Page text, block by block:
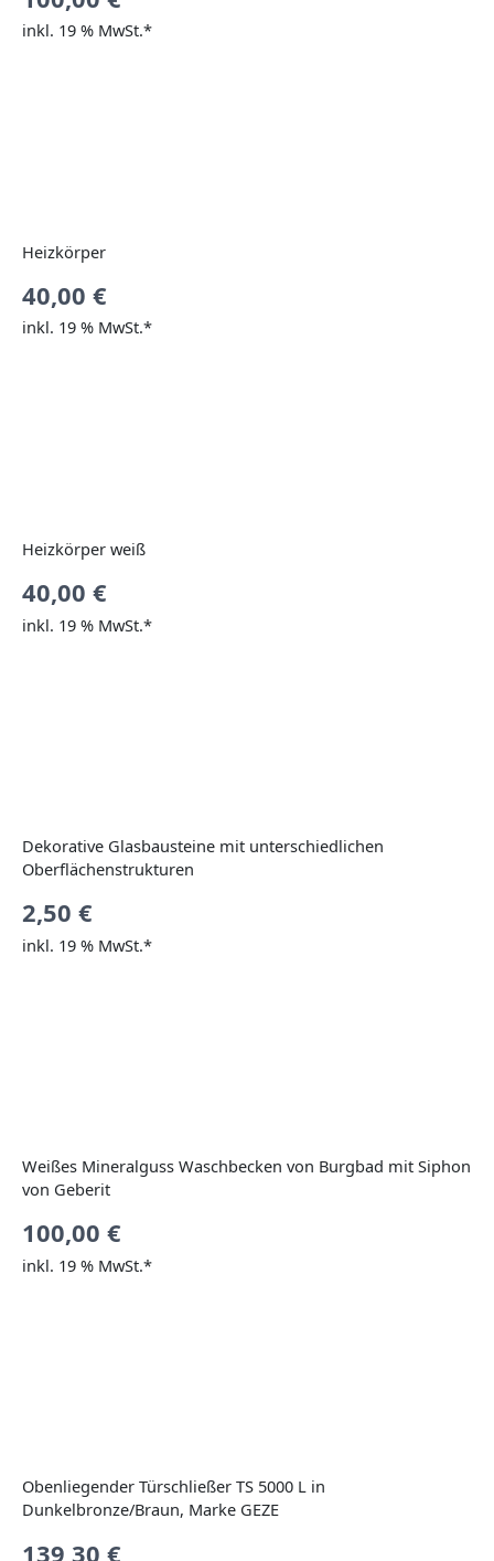
inkl. 19 % MwSt.*
Heizkörper
40,00 €
inkl. 19 % MwSt.*
Heizkörper weiß
40,00 €
inkl. 19 % MwSt.*
Dekorative Glasbausteine mit unterschiedlichen
Oberflächenstrukturen
2,50 €
inkl. 19 % MwSt.*
Weißes Mineralguss Waschbecken von Burgbad mit Siphon
von Geberit
100,00 €
inkl. 19 % MwSt.*
Obenliegender Türschließer TS 5000 L in
Dunkelbronze/Braun, Marke GEZE
139,30 €